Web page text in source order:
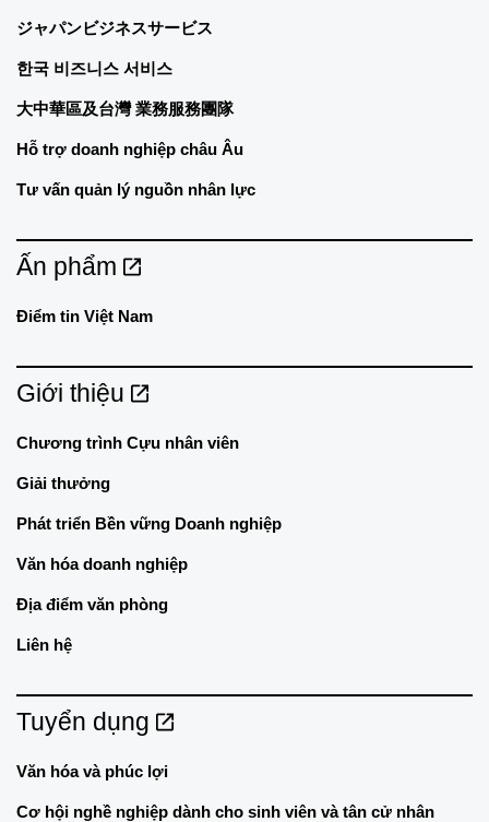
ジャパンビジネスサービス
한국 비즈니스 서비스
大中華區及台灣 業務服務團隊
Hỗ trợ doanh nghiệp châu Âu
Tư vấn quản lý nguồn nhân lực
Ấn phẩm
Điểm tin Việt Nam
Giới thiệu
Chương trình Cựu nhân viên
Giải thưởng
Phát triển Bền vững Doanh nghiệp
Văn hóa doanh nghiệp
Địa điểm văn phòng
Liên hệ
Tuyển dụng
Văn hóa và phúc lợi
Cơ hội nghề nghiệp dành cho sinh viên và tân cử nhân